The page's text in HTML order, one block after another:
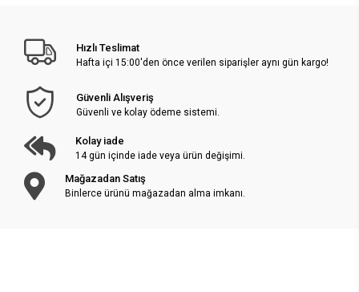
Hızlı Teslimat
Hafta içi 15:00'den önce verilen siparişler aynı gün kargo!
Güvenli Alışveriş
Güvenli ve kolay ödeme sistemi.
Kolay iade
14 gün içinde iade veya ürün değişimi.
Mağazadan Satış
Binlerce ürünü mağazadan alma imkanı.